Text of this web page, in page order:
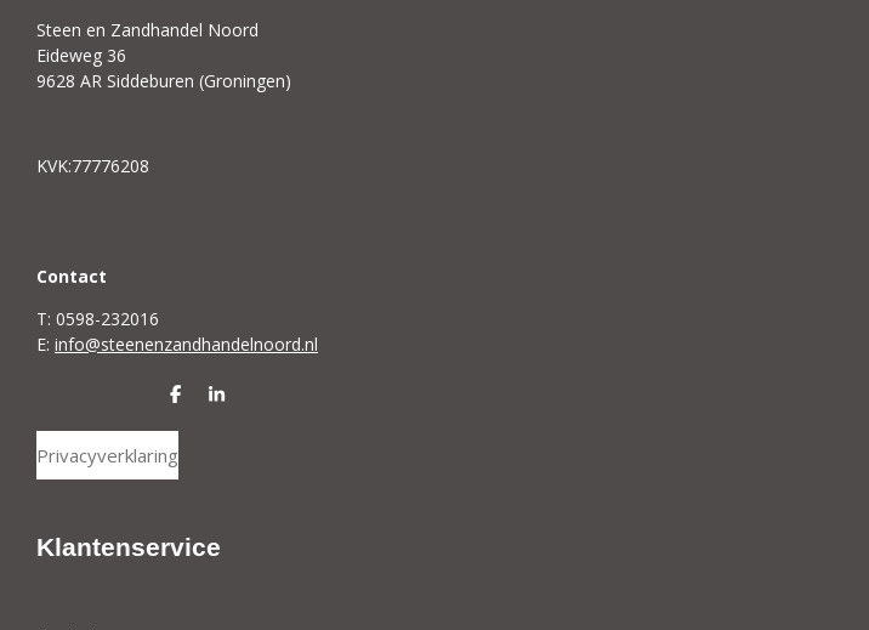
Steen en Zandhandel Noord
Eideweg 36
9628 AR Siddeburen (Groningen)
KVK:77776208
Contact
T: 0598-232016
E: info@steenenzandhandelnoord.nl
D
l
e
n
S
Privacyverklaring
Klantenservice